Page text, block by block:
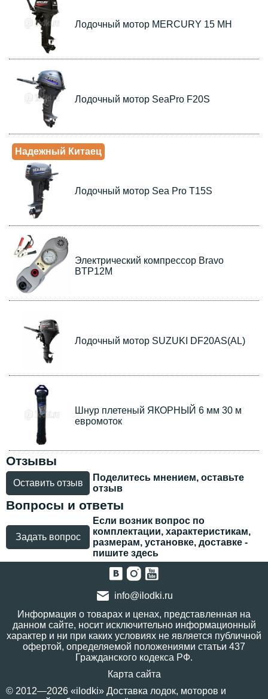
Лодочный мотор MERCURY 15 МH
Лодочный мотор SeaPro F20S
Надежный Китаец
Лодочный мотор Sea Pro T15S
Электрический компрессор Bravo
BТP12М
Лодочный мотор SUZUKI DF20AS(AL)
Шнур плетеный ЯКОРНЫЙ 6 мм 30 м
евромоток
Отзывы
Оставить отзыв
Поделитесь мнением, оставьте
отзыв
Вопросы и ответы
Задать вопрос
Если возник вопрос по
комплектации, характеристикам,
размерам, установке, доставке -
пишите здесь
info@ilodki.ru
Информация о товарах и ценах, представленная на
данном сайте, носит исключительно информационный
характер и ни при каких условиях не является публичной
офертой, определяемой положениями статьи 437
Гражданского кодекса РФ.
Карта сайта
© 2012—2026 «ilodki» Доставка лодок, моторов и